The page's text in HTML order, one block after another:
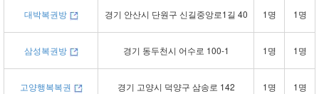
대박복권방 경기 안산시 단원구 신길중앙로1길 40 1명 1명
삼성복권방 경기 동두천시 어수로 100-1 1명 1명
고양행복복권 경기 고양시 덕양구 삼송로 142 1명 1명